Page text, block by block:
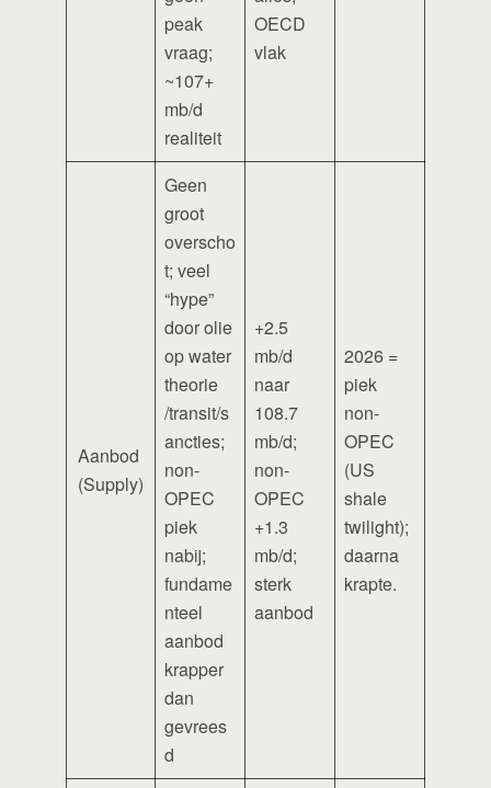
peak
vraag;
~107+
mb/d
realiteit
OECD
vlak
Aanbod
(Supply)
Geen
groot
overscho
t; veel
“hype”
door olie
op water
theorie
/transit/s
ancties;
non-
OPEC
piek
nabij;
fundame
nteel
aanbod
krapper
dan
gevrees
d
+2.5
mb/d
naar
108.7
mb/d;
non-
OPEC
+1.3
mb/d;
sterk
aanbod
2026 =
piek
non-
OPEC
(US
shale
twilight);
daarna
krapte.